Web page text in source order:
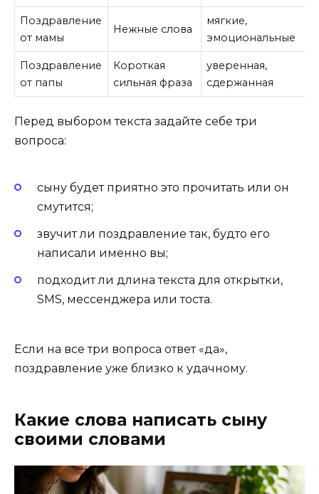
Поздравление
от мамы
Нежные слова
мягкие,
эмоциональные
Поздравление
от папы
Короткая
сильная фраза
уверенная,
сдержанная
Перед выбором текста задайте себе три
вопроса:
сыну будет приятно это прочитать или он
смутится;
звучит ли поздравление так, будто его
написали именно вы;
подходит ли длина текста для открытки,
SMS, мессенджера или тоста.
Если на все три вопроса ответ «да»,
поздравление уже близко к удачному.
Какие слова написать сыну
своими словами